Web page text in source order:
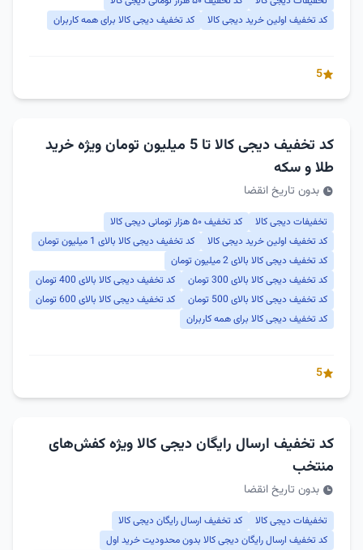
کد تخفیف اولین خرید دیجی کالا
کد تخفیف دیجی کالا برای همه کاربران
5
کد تخفیف دیجی کالا تا 5 میلیون تومان ویژه خرید
طلا و سکه
بدون تاریخ انقضا
تخفیفات دیجی کالا
کد تخفیف ۵۰ هزار تومانی دیجی کالا
کد تخفیف اولین خرید دیجی کالا
کد تخفیف دیجی کالا بالای 1 میلیون تومان
کد تخفیف دیجی کالا بالای 2 میلیون تومان
کد تخفیف دیجی کالا بالای 300 تومان
کد تخفیف دیجی کالا بالای 400 تومان
کد تخفیف دیجی کالا بالای 500 تومان
کد تخفیف دیجی کالا بالای 600 تومان
کد تخفیف دیجی کالا برای همه کاربران
5
کد تخفیف ارسال رایگان دیجی کالا ویژه کفش‌های
منتخب
بدون تاریخ انقضا
تخفیفات دیجی کالا
کد تخفیف ارسال رایگان دیجی کالا
کد تخفیف ارسال رایگان دیجی کالا بدون محدودیت خرید اول